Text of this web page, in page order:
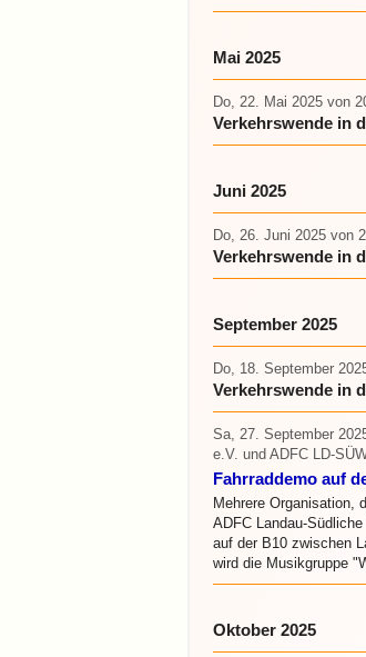
Mai 2025
Do, 22. Mai 2025 von
Verkehrswende in
Juni 2025
Do, 26. Juni 2025 von
Verkehrswende in
September 2025
Do, 18. September
Verkehrswende in
Sa, 27. September
e.V. und ADFC LD-
Fahrraddemo auf
Mehrere Organisation,
ADFC Landau-
auf der B10 zwischen
wird die Musikgruppe
Oktober 2025